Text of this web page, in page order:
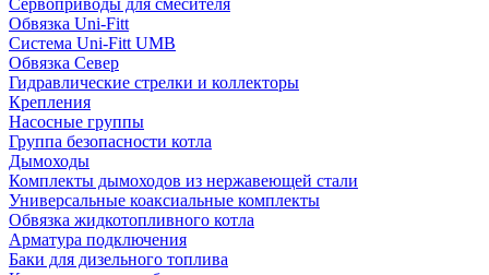
Обвязка Uni-Fitt
Система Uni-Fitt UMB
Обвязка Север
Гидравлические стрелки и коллекторы
Крепления
Насосные группы
Группа безопасности котла
Дымоходы
Комплекты дымоходов из нержавеющей стали
Универсальные коаксиальные комплекты
Обвязка жидкотопливного котла
Арматура подключения
Баки для дизельного топлива